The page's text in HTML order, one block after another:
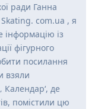
ради Ганна
com.ua , я
із
фігурного
посилання
взяли
Календар‘, де
помістили цю